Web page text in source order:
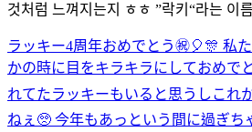
것처럼 느껴지는지 ㅎㅎ ”락키“라는 이
ラッキー4周年おめでとう㊗️🎈🎊 私
かの時に目をキラキラにしておめで
れてたラッキーもいると思うしこれ
ねぇ🥺 今年もあっという間に過ぎ